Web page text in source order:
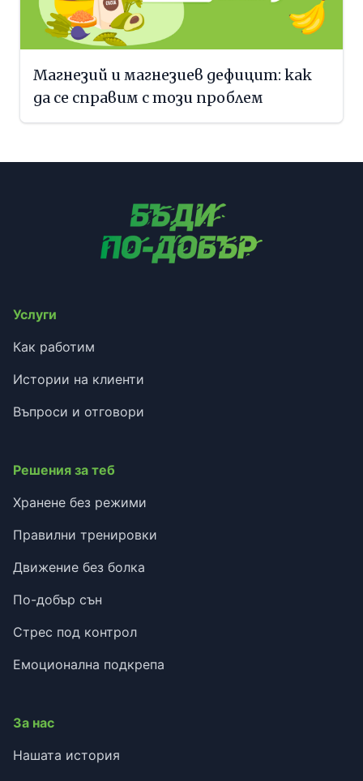
Магнезий и магнезиев дефицит: как
да се справим с този проблем
Услуги
Как работим
Истории на клиенти
Въпроси и отговори
Решения за теб
Хранене без режими
Правилни тренировки
Движение без болка
По-добър сън
Стрес под контрол
Емоционална подкрепа
За нас
Нашата история